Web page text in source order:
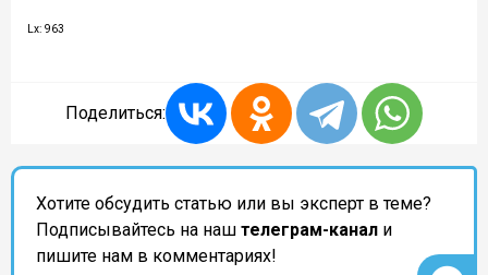
Lx: 963
Поделиться:
Хотите обсудить статью или вы эксперт в теме?
Подписывайтесь на наш телеграм-канал и
пишите нам в комментариях!